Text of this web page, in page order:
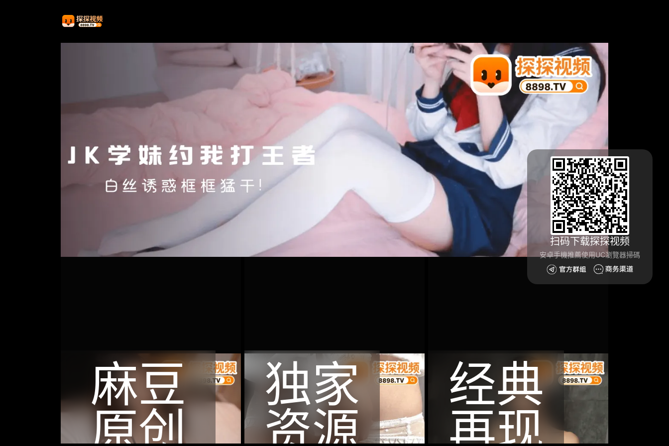
扫码下载探探视频
安卓手機推薦使用UC瀏覽器掃碼
麻豆
原创
独家
资源
经典
再现